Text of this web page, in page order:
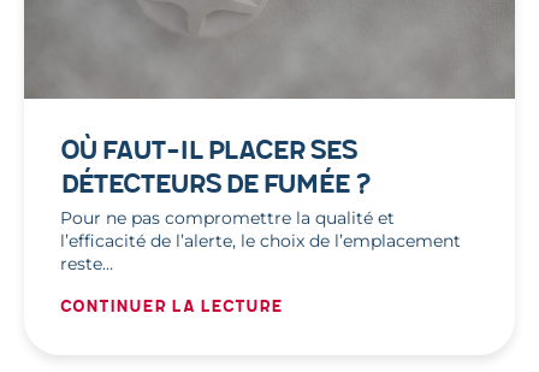
OÙ FAUT-IL PLACER SES
DÉTECTEURS DE FUMÉE ?
Pour ne pas compromettre la qualité et
l’efficacité de l’alerte, le choix de l’emplacement
reste…
Continuer la lecture